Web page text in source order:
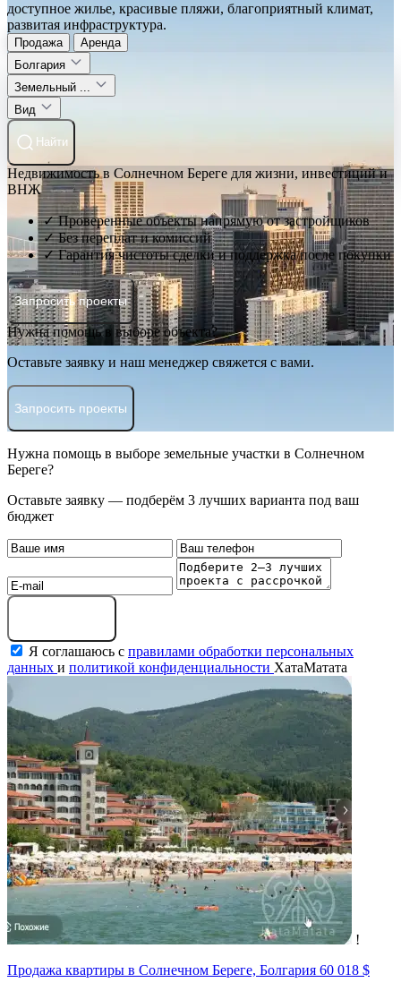
доступное жилье, красивые пляжи, благоприятный климат,
развитая инфраструктура.
Продажа
Аренда
Болгария
Земельный ...
Вид
Найти
Недвижимость в Солнечном Береге для жизни, инвестиций и
ВНЖ
✓ Проверенные объекты напрямую от застройщиков
✓ Без переплат и комиссий
✓ Гарантия чистоты сделки и поддержка после покупки
Запросить проекты
Нужна помощь в выборе объекта?
Оставьте заявку и наш менеджер свяжется с вами.
Запросить проекты
Нужна помощь в выборе земельные участки в Солнечном
Береге?
Оставьте заявку — подберём 3 лучших варианта под ваш
бюджет
Я соглашаюсь с правилами обработки персональных
данных и политикой конфиденциальности ХатаМатата
!
Продажа квартиры в Солнечном Береге, Болгария 60 018 $